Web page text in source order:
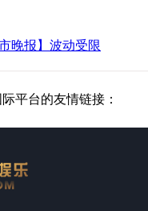
晚报】波动受限
平台的友情链接：